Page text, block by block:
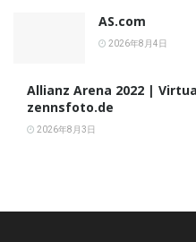
AS.com
2026年8月4日
Allianz Arena 2022 |
zennsfoto.de
2026年8月3日